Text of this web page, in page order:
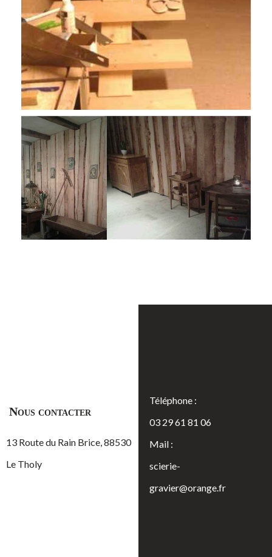
Nous contacter
13 Route du Rain Brice, 88530
Le Tholy
Téléphone :
03 29 61 81 06
Mail :
scierie-
gravier@orange.fr